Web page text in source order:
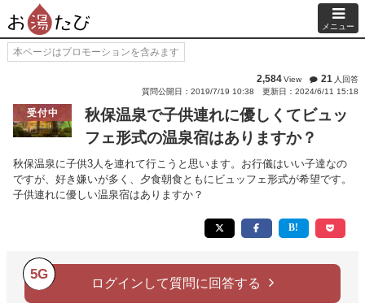
メニュー
本ページはプロモーションを含みます
2,584View 21 人回答
質問公開日：2019/7/19 10:38
更新日：2024/6/11 15:18
受付中
秋保温泉で子供連れに優しくてビュッ
フェ形式の温泉宿はありますか？
秋保温泉に子供3人を連れて行こうと思います。お行儀はいい子達なの
ですが、好き嫌いが多く、夕食朝食ともにビュッフェ形式が希望です。
子供連れに優しい温泉宿はありますか？
5G
ログインして質問に回答する